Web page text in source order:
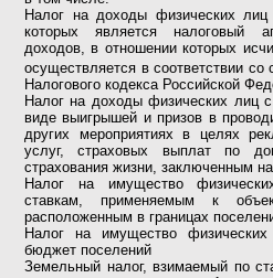
Налог на доходы физических лиц
которых является налоговый
доходов, в отношении которых
осуществляется в соответствии со
Налогового кодекса Российской
Налог на доходы физических лиц
виде выигрышей и призов в
других мероприятиях в целях
услуг, страховых выплат по
страхования жизни, заключенным
Налог на имущество
ставкам, применяемым к
расположенным в границах
Налог на имущество
бюджет поселений
Земельный налог, взимаемый по